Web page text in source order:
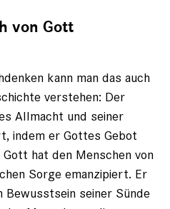
von Gott
kann man das auch
verstehen: Der
Allmacht und seiner
indem er Gottes Gebot
hat den Menschen von
Sorge emanzipiert. Er
Bewusstsein seiner Sünde